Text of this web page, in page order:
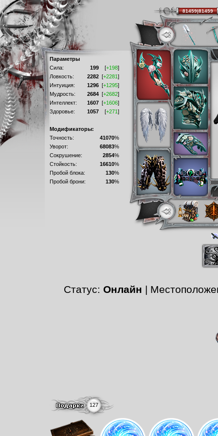
Параметры
Сила:
199 [+198]
Ловкость:
2282 [+2281]
Интуиция:
1296 [+1295]
Мудрость:
2684 [+2682]
Интеллект:
1607 [+1606]
Здоровье:
1057 [+271]
Модификаторы:
Точность:
41070%
Уворот:
68083%
Сокрушение:
2854%
Стойкость:
16610%
Пробой блока:
130%
Пробой брони:
130%
Статус: Онлайн |
127
81459|81459